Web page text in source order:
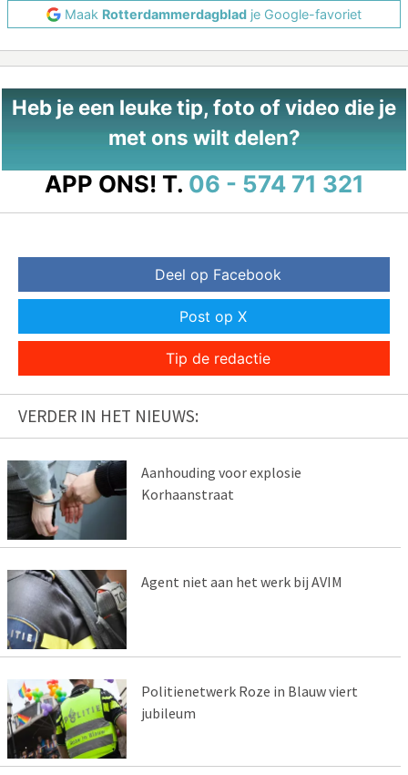
Maak Rotterdammerdagblad je Google-favoriet
Heb je een leuke tip, foto of video die je
met ons wilt delen?
APP ONS! T. 06 - 574 71 321
Deel op Facebook
Post op X
Tip de redactie
VERDER IN HET NIEUWS:
Aanhouding voor explosie
Korhaanstraat
Agent niet aan het werk bij AVIM
Politienetwerk Roze in Blauw viert
jubileum